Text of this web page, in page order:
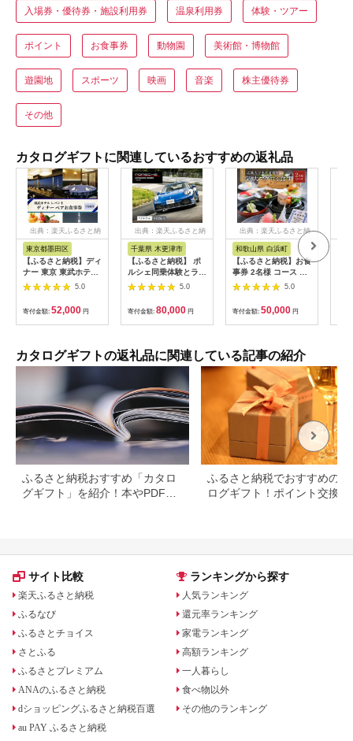
入場券・優待券・施設利用券 温泉利用券 体験・ツアー
ポイント お食事券 動物園 美術館・博物館
遊園地 スポーツ 映画 音楽 株主優待券
その他
カタログギフトに関連しているおすすめの返礼品
出典：楽天ふるさと納
東京都墨田区
【ふるさと納税】ディ
ナー 東京 東武ホテル
レバント ワンドリン
ク付き ペア チケット
レストラン 入場券 優
待券 お食事券
SKYTREE 【 墨田
ケット
5.0
寄付金額: 52,000 円
出典：楽天ふるさと納
千葉県 木更津市
【ふるさと納税】 ポ
ルシェ同乗体験とラン
チ ペアチケット
（911カレラ）KE008
5.0
寄付金額: 80,000 円
出典：楽天ふるさと納
和歌山県 白浜町
【ふるさと納税】お食
事券 2名様 コース 近
畿大学水産研究所 近
大マグロを食す | 券
金券 人気 おすすめ 送
料無料
5.0
寄付金額: 50,000 円
カタログギフトの返礼品に関連している記事の紹介
ふるさと納税おすすめ「カタロ
グギフト」を紹介！本やPDFカ
ふるさと納税でおすすめのカ
ログギフト！ポイント交換で
サイト比較
楽天ふるさと納税
ふるなび
ふるさとチョイス
さとふる
ふるさとプレミアム
ANAのふるさと納税
dショッピングふるさと納税百選
au PAY ふるさと納税
ランキングから探す
人気ランキング
還元率ランキング
家電ランキング
高額ランキング
一人暮らし
食べ物以外
その他のランキング